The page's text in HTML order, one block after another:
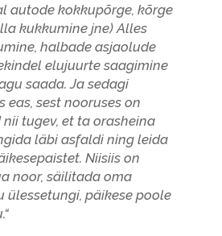
autode kokkupõrge, kõrge
kukkumine jne) Alles
halbade asjaolude
elujuurte saagimine
saada. Ja sedagi
eas, sest nooruses on
tugev, et ta orasheina
läbi asfaldi ning leida
Niisiis on
noor, säilitada oma
ülessetungi, päikese poole